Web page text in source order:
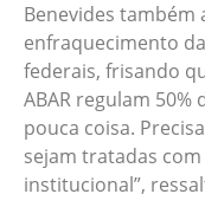
Benevides também
enfraquecimento
federais, frisando
ABAR regulam 50%
pouca coisa.
sejam tratadas
institucional”,